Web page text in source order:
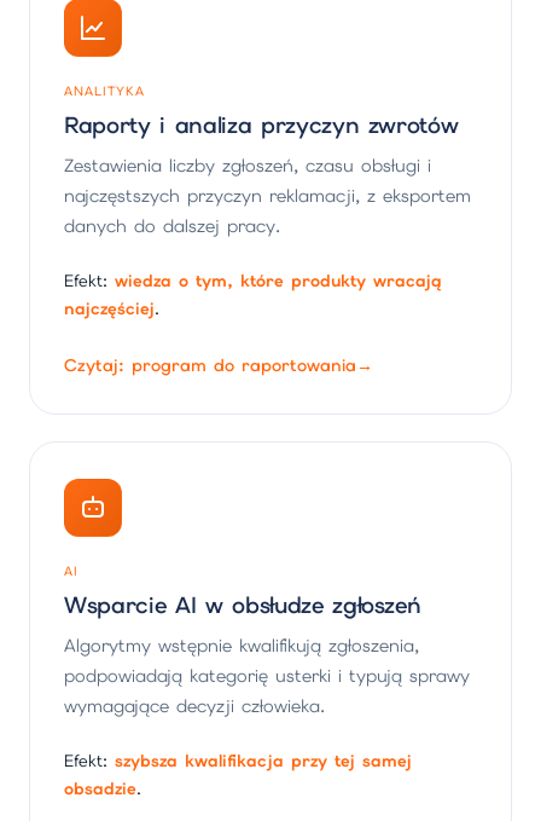
ANALITYKA
Raporty i analiza przyczyn zwrotów
Zestawienia liczby zgłoszeń, czasu obsługi i
najczęstszych przyczyn reklamacji, z eksportem
danych do dalszej pracy.
Efekt: wiedza o tym, które produkty wracają
najczęściej.
Czytaj: program do raportowania→
AI
Wsparcie AI w obsłudze zgłoszeń
Algorytmy wstępnie kwalifikują zgłoszenia,
podpowiadają kategorię usterki i typują sprawy
wymagające decyzji człowieka.
Efekt: szybsza kwalifikacja przy tej samej
obsadzie.